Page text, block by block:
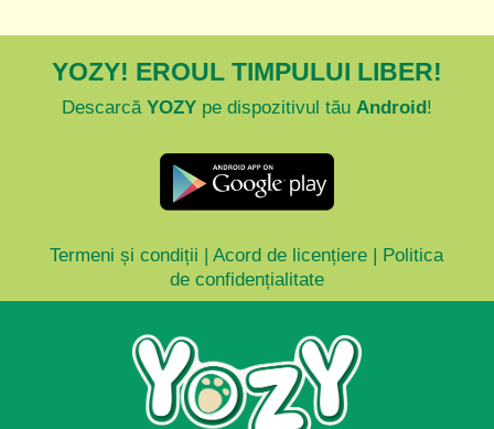
YOZY! EROUL TIMPULUI LIBER!
Descarcă YOZYpe dispozitivul tău Android!
Termeni și condiții |Acord de licențiere | Politica
de confidențialitate